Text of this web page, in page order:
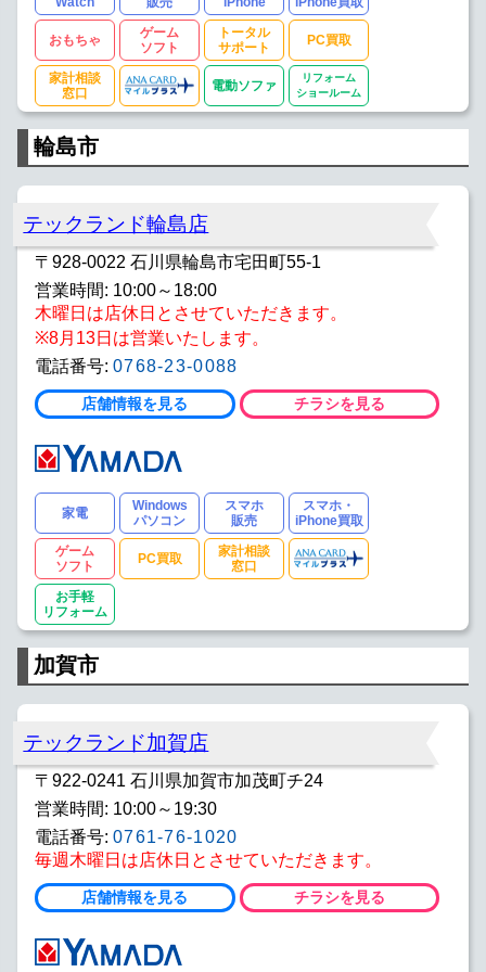
おもちゃ
ゲーム
ソフト
トータル
サポート
PC買取
家計相談
窓口
電動ソファ
リフォーム
ショールーム
輪島市
テックランド輪島店
〒928-0022 石川県輪島市宅田町55-1
営業時間: 10:00～18:00
木曜日は店休日とさせていただきます。
※8月13日は営業いたします。
電話番号: 0768-23-0088
店舗情報を見る チラシを見る
家電
Windows
パソコン
スマホ
販売
スマホ・
iPhone買取
ゲーム
ソフト
PC買取
家計相談
窓口
お手軽
リフォーム
加賀市
テックランド加賀店
〒922-0241 石川県加賀市加茂町チ24
営業時間: 10:00～19:30
電話番号: 0761-76-1020
毎週木曜日は店休日とさせていただきます。
店舗情報を見る チラシを見る